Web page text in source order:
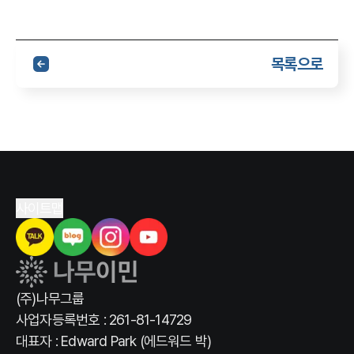
목록으로
(주)나무그룹
사업자등록번호 : 261-81-14729
대표자 : Edward Park (에드워드 박)